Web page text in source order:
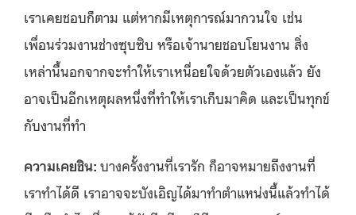
เราเคยชอบก็ตาม แต่หากมีเหตุการณ์มากวนใจ เช่น
เพื่อนร่วมงานช่างซุบซิบ หรือเจ้านายชอบโยนงาน สิ่ง
เหล่านี้นอกจากจะทำให้เราเหนื่อยใจด้วยตัวเองแล้ว ยัง
อาจเป็นอีกเหตุผลหนึ่งที่ทำให้เราเก็บมาคิด และเป็นทุกข์
กับงานที่ทำ
ความเคยชิน: บางครั้งงานที่เรารัก ก็อาจหมายถึงงานที่
เราทำได้ดี เราอาจจะบังเอิญได้มาทำตำแหน่งนี้แล้วทำได้